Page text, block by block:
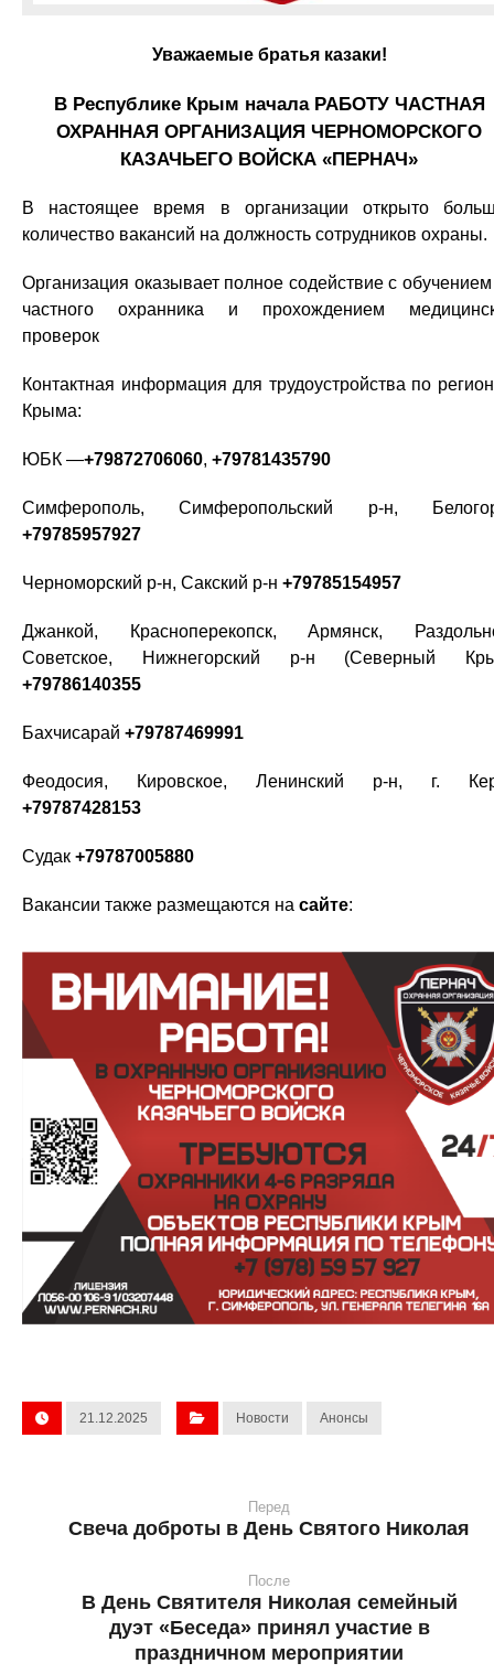
Уважаемые братья казаки!
В Республике Крым начала РАБОТУ ЧАСТНАЯ
ОХРАННАЯ ОРГАНИЗАЦИЯ ЧЕРНОМОРСКОГО
КАЗАЧЬЕГО ВОЙСКА «ПЕРНАЧ»
В настоящее время в организации открыто
количество вакансий на должность сотрудников охраны.
Организация оказывает полное содействие с
частного охранника и прохождением
проверок
Контактная информация для трудоустройства по
Крыма:
ЮБК —+79872706060, +79781435790
Симферополь, Симферопольский р-н,
+79785957927
Черноморский р-н, Сакский р-н +79785154957
Джанкой, Красноперекопск, Армянск,
Советское, Нижнегорский р-н (Северный
+79786140355
Бахчисарай +79787469991
Феодосия, Кировское, Ленинский р-н, г.
+79787428153
Судак +79787005880
Вакансии также размещаются на сайте:
21.12.2025 Новости Анонсы
Перед
Свеча доброты в День Святого Николая
После
В День Святителя Николая семейный
дуэт «Беседа» принял участие в
праздничном мероприятии